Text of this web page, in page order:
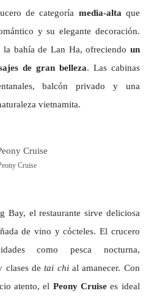
de categoría media-alta que
y su elegante decoración.
bahía de Lan Ha, ofreciendo un
de gran belleza. Las cabinas
balcón privado y una
vietnamita.
Cruise
Bay, el restaurante sirve deliciosa
de vino y cócteles. El crucero
como pesca nocturna,
clases detai chial amanecer. Con
atento, el Peony Cruise es ideal